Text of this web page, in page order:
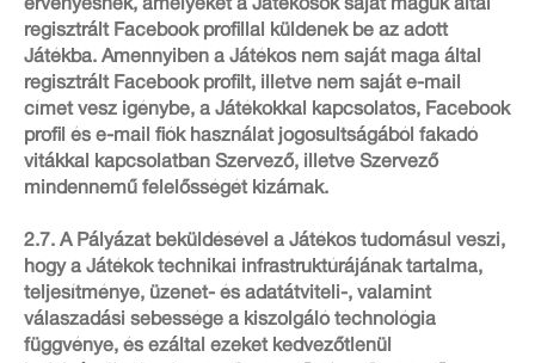
érvényesnek, amelyeket a Játékosok saját maguk által
regisztrált Facebook profillal küldenek be az adott
Játékba. Amennyiben a Játékos nem saját maga által
regisztrált Facebook profilt, illetve nem saját e-mail
címet vesz igénybe, a Játékokkal kapcsolatos, Facebook
profil és e-mail fiók használat jogosultságából fakadó
vitákkal kapcsolatban Szervező, illetve Szervező
mindennemű felelősségét kizárnak.
2.7. A Pályázat beküldésével a Játékos tudomásul veszi,
hogy a Játékok technikai infrastruktúrájának tartalma,
teljesítménye, üzenet- és adatátviteli-, valamint
válaszadási sebessége a kiszolgáló technológia
függvénye, és ezáltal ezeket kedvezőtlenül